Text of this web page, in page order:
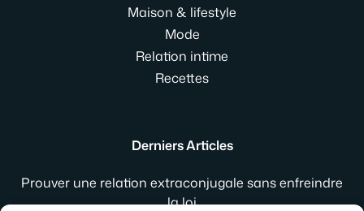
Maison & lifestyle
Mode
Relation intime
Recettes
Derniers Articles
Prouver une relation extraconjugale sans enfreindre
la loi